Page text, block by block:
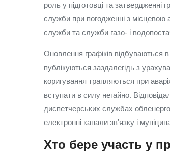
роль у підготовці та затвердженні
служби при погодженні з місцевою
служби та служби газо‑ і
Оновлення графіків відбуваються
публікуються заздалегідь з
коригування трапляються при
вступати в силу негайно.
диспетчерських службах
електронні канали звʼязку і
Хто бере участь у